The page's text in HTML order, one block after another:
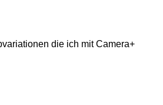
die ich mit Camera+